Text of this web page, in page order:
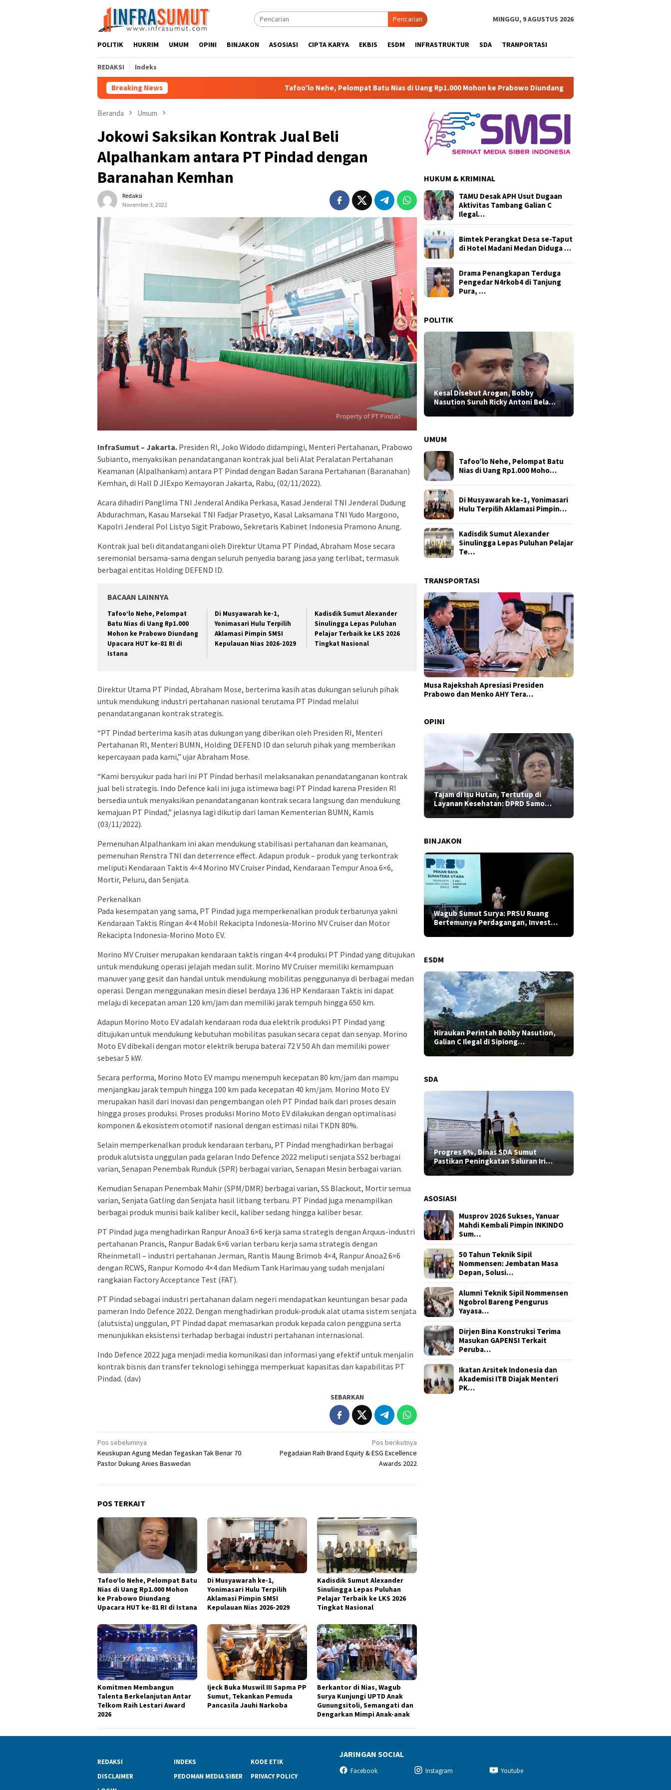
Pencarian MINGGU, 9 AGUSTUS 2026
POLITIK HUKRIM UMUM OPINI BINJAKON ASOSIASI CIPTA KARYA EKBIS ESDM INFRASTRUKTUR SDA TRANPORTASI
REDAKSI Indeks
Breaking News Tafoo’lo Nehe, Pelompat Batu Nias di Uang Rp1.000 Mohon ke Prabowo Diundang Upacara HUT ke-81 RI di Istana
Beranda Umum
Jokowi Saksikan Kontrak Jual Beli
Alpalhankam antara PT Pindad dengan
Baranahan Kemhan
Redaksi
November 3, 2022
InfraSumut – Jakarta. Presiden RI, Joko Widodo didampingi, Menteri Pertahanan, Prabowo
Subianto, menyaksikan penandatanganan kontrak jual beli Alat Peralatan Pertahanan
Keamanan (Alpalhankam) antara PT Pindad dengan Badan Sarana Pertahanan (Baranahan)
Kemhan, di Hall D JIExpo Kemayoran Jakarta, Rabu, (02/11/2022).
Acara dihadiri Panglima TNI Jenderal Andika Perkasa, Kasad Jenderal TNI Jenderal Dudung
Abdurachman, Kasau Marsekal TNI Fadjar Prasetyo, Kasal Laksamana TNI Yudo Margono,
Kapolri Jenderal Pol Listyo Sigit Prabowo, Sekretaris Kabinet Indonesia Pramono Anung.
Kontrak jual beli ditandatangani oleh Direktur Utama PT Pindad, Abraham Mose secara
seremonial bersama-sama dengan seluruh penyedia barang jasa yang terlibat, termasuk
berbagai entitas Holding DEFEND ID.
BACAAN LAINNYA
Tafoo’lo Nehe, Pelompat
Batu Nias di Uang Rp1.000
Mohon ke Prabowo Diundang
Upacara HUT ke-81 RI di
Istana
Di Musyawarah ke-1,
Yonimasari Hulu Terpilih
Aklamasi Pimpin SMSI
Kepulauan Nias 2026-2029
Kadisdik Sumut Alexander
Sinulingga Lepas Puluhan
Pelajar Terbaik ke LKS 2026
Tingkat Nasional
Direktur Utama PT Pindad, Abraham Mose, berterima kasih atas dukungan seluruh pihak
untuk mendukung industri pertahanan nasional terutama PT Pindad melalui
penandatanganan kontrak strategis.
“PT Pindad berterima kasih atas dukungan yang diberikan oleh Presiden RI, Menteri
Pertahanan RI, Menteri BUMN, Holding DEFEND ID dan seluruh pihak yang memberikan
kepercayaan pada kami,” ujar Abraham Mose.
“Kami bersyukur pada hari ini PT Pindad berhasil melaksanakan penandatanganan kontrak
jual beli strategis. Indo Defence kali ini juga istimewa bagi PT Pindad karena Presiden RI
bersedia untuk menyaksikan penandatanganan kontrak secara langsung dan mendukung
kemajuan PT Pindad,” jelasnya lagi dikutip dari laman Kementerian BUMN, Kamis
(03/11/2022).
Pemenuhan Alpalhankam ini akan mendukung stabilisasi pertahanan dan keamanan,
pemenuhan Renstra TNI dan deterrence effect. Adapun produk – produk yang terkontrak
meliputi Kendaraan Taktis 4×4 Morino MV Cruiser Pindad, Kendaraan Tempur Anoa 6×6,
Mortir, Peluru, dan Senjata.
Perkenalkan
Pada kesempatan yang sama, PT Pindad juga memperkenalkan produk terbarunya yakni
Kendaraan Taktis Ringan 4×4 Mobil Rekacipta Indonesia-Morino MV Cruiser dan Motor
Rekacipta Indonesia-Morino Moto EV.
Morino MV Cruiser merupakan kendaraan taktis ringan 4×4 produksi PT Pindad yang ditujukan
untuk mendukung operasi jelajah medan sulit. Morino MV Cruiser memiliki kemampuan
manuver yang gesit dan handal untuk mendukung mobilitas penggunanya di berbagai medan
operasi. Dengan menggunakan mesin diesel berdaya 136 HP Kendaraan Taktis ini dapat
melaju di kecepatan aman 120 km/jam dan memiliki jarak tempuh hingga 650 km.
Adapun Morino Moto EV adalah kendaraan roda dua elektrik produksi PT Pindad yang
ditujukan untuk mendukung kebutuhan mobilitas pasukan secara cepat dan senyap. Morino
Moto EV dibekali dengan motor elektrik berupa baterai 72 V 50 Ah dan memiliki power
sebesar 5 kW.
Secara performa, Morino Moto EV mampu menempuh kecepatan 80 km/jam dan mampu
menjangkau jarak tempuh hingga 100 km pada kecepatan 40 km/jam. Morino Moto EV
merupakan hasil dari inovasi dan pengembangan oleh PT Pindad baik dari proses desain
hingga proses produksi. Proses produksi Morino Moto EV dilakukan dengan optimalisasi
komponen & ekosistem otomotif nasional dengan estimasi nilai TKDN 80%.
Selain memperkenalkan produk kendaraan terbaru, PT Pindad menghadirkan berbagai
produk alutsista unggulan pada gelaran Indo Defence 2022 meliputi senjata SS2 berbagai
varian, Senapan Penembak Runduk (SPR) berbagai varian, Senapan Mesin berbagai varian.
Kemudian Senapan Penembak Mahir (SPM/DMR) berbagai varian, SS Blackout, Mortir semua
varian, Senjata Gatling dan Senjata hasil litbang terbaru. PT Pindad juga menampilkan
berbagai produk munisi baik kaliber kecil, kaliber sedang hingga kaliber besar.
PT Pindad juga menghadirkan Ranpur Anoa3 6×6 kerja sama strategis dengan Arquus-industri
pertahanan Prancis, Ranpur Badak 6×6 varian terbaru kerja sama strategis dengan
Rheinmetall – industri pertahanan Jerman, Rantis Maung Brimob 4×4, Ranpur Anoa2 6×6
dengan RCWS, Ranpur Komodo 4×4 dan Medium Tank Harimau yang sudah menjalani
rangkaian Factory Acceptance Test (FAT).
PT Pindad sebagai industri pertahanan dalam negeri mendapatkan keuntungan besar pada
pameran Indo Defence 2022. Dengan menghadirkan produk-produk alat utama sistem senjata
(alutsista) unggulan, PT Pindad dapat memasarkan produk kepada calon pengguna serta
menunjukkan eksistensi terhadap berbagai industri pertahanan internasional.
Indo Defence 2022 juga menjadi media komunikasi dan informasi yang efektif untuk menjalin
kontrak bisnis dan transfer teknologi sehingga memperkuat kapasitas dan kapabilitas PT
Pindad. (dav)
SEBARKAN
Navigasi
pos
Pos sebelumnya
Keuskupan Agung Medan Tegaskan Tak Benar 70
Pastor Dukung Anies Baswedan
Pos berikutnya
Pegadaian Raih Brand Equity & ESG Excellence
Awards 2022
POS TERKAIT
Tafoo’lo Nehe, Pelompat Batu
Nias di Uang Rp1.000 Mohon
ke Prabowo Diundang
Upacara HUT ke-81 RI di Istana
Di Musyawarah ke-1,
Yonimasari Hulu Terpilih
Aklamasi Pimpin SMSI
Kepulauan Nias 2026-2029
Kadisdik Sumut Alexander
Sinulingga Lepas Puluhan
Pelajar Terbaik ke LKS 2026
Tingkat Nasional
Komitmen Membangun
Talenta Berkelanjutan Antar
Telkom Raih Lestari Award
2026
Ijeck Buka Muswil III Sapma PP
Sumut, Tekankan Pemuda
Pancasila Jauhi Narkoba
Berkantor di Nias, Wagub
Surya Kunjungi UPTD Anak
Gunungsitoli, Semangati dan
Dengarkan Mimpi Anak-anak
HUKUM & KRIMINAL
TAMU Desak APH Usut Dugaan
Aktivitas Tambang Galian C
Ilegal…
Bimtek Perangkat Desa se-Taput
di Hotel Madani Medan Diduga …
Drama Penangkapan Terduga
Pengedar N4rkob4 di Tanjung
Pura, …
POLITIK
Kesal Disebut Arogan, Bobby
Nasution Suruh Ricky Antoni Bela…
UMUM
Tafoo’lo Nehe, Pelompat Batu
Nias di Uang Rp1.000 Moho…
Di Musyawarah ke-1, Yonimasari
Hulu Terpilih Aklamasi Pimpin…
Kadisdik Sumut Alexander
Sinulingga Lepas Puluhan Pelajar
Te…
TRANSPORTASI
Musa Rajekshah Apresiasi Presiden
Prabowo dan Menko AHY Tera…
OPINI
Tajam di Isu Hutan, Tertutup di
Layanan Kesehatan: DPRD Samo…
BINJAKON
Wagub Sumut Surya: PRSU Ruang
Bertemunya Perdagangan, Invest…
ESDM
Hiraukan Perintah Bobby Nasution,
Galian C Ilegal di Sipiong…
SDA
Progres 6%, Dinas SDA Sumut
Pastikan Peningkatan Saluran Iri…
ASOSIASI
Musprov 2026 Sukses, Yanuar
Mahdi Kembali Pimpin INKINDO
Sum…
50 Tahun Teknik Sipil
Nommensen: Jembatan Masa
Depan, Solusi…
Alumni Teknik Sipil Nommensen
Ngobrol Bareng Pengurus
Yayasa…
Dirjen Bina Konstruksi Terima
Masukan GAPENSI Terkait
Peruba…
Ikatan Arsitek Indonesia dan
Akademisi ITB Diajak Menteri
PK…
REDAKSI INDEKS
KODE ETIK
DISCLAIMER
PEDOMAN MEDIA SIBER
PRIVACY POLICY
JARINGAN SOCIAL
Facebook Instagram Youtube